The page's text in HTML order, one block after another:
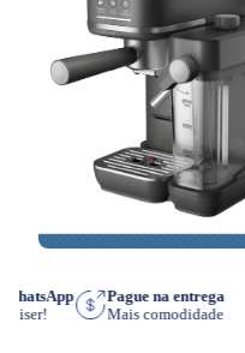
no WhatsApp
quiser!
Pague na entrega
Mais comodidade